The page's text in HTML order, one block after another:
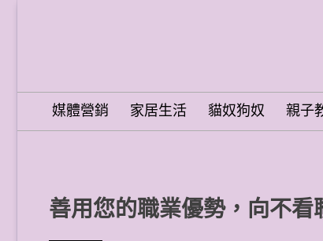
Word Spring
媒體營銷 家居生活 貓奴狗奴 親子
善用您的職業優勢，向不